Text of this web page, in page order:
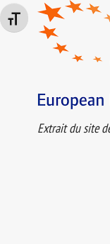
Changer la taille de la
Extrait du site